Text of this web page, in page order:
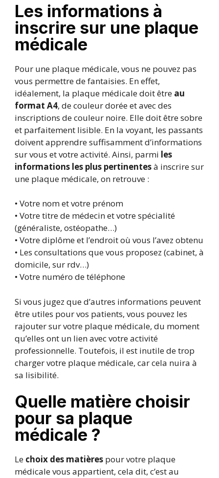
Les informations à
inscrire sur une plaque
médicale
Pour une plaque médicale, vous ne pouvez pas
vous permettre de fantaisies. En effet,
idéalement, la plaque médicale doit être au
format A4, de couleur dorée et avec des
inscriptions de couleur noire. Elle doit être sobre
et parfaitement lisible. En la voyant, les passants
doivent apprendre suffisamment d’informations
sur vous et votre activité. Ainsi, parmi les
informations les plus pertinentesà inscrire sur
une plaque médicale, on retrouve :
• Votre nom et votre prénom
• Votre titre de médecin et votre spécialité
(généraliste, ostéopathe…)
• Votre diplôme et l’endroit où vous l’avez obtenu
• Les consultations que vous proposez (cabinet, à
domicile, sur rdv…)
• Votre numéro de téléphone
Si vous jugez que d’autres informations peuvent
être utiles pour vos patients, vous pouvez les
rajouter sur votre plaque médicale, du moment
qu’elles ont un lien avec votre activité
professionnelle. Toutefois, il est inutile de trop
charger votre plaque médicale, car cela nuira à
sa lisibilité.
Quelle matière choisir
pour sa plaque
médicale ?
Le choix des matières pour votre plaque
médicale vous appartient, cela dit, c’est au